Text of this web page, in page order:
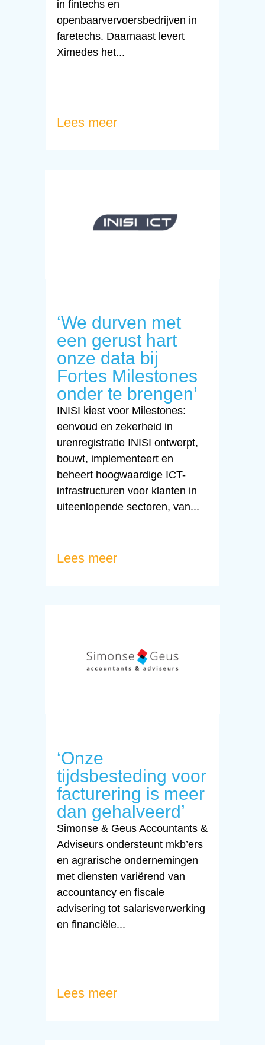
in fintechs en
openbaarvervoersbedrijven in
faretechs. Daarnaast levert
Ximedes het...
Lees meer
‘We durven met
een gerust hart
onze data bij
Fortes Milestones
onder te brengen’
INISI kiest voor Milestones:
eenvoud en zekerheid in
urenregistratie INISI ontwerpt,
bouwt, implementeert en
beheert hoogwaardige ICT-
infrastructuren voor klanten in
uiteenlopende sectoren, van...
Lees meer
‘Onze
tijdsbesteding voor
facturering is meer
dan gehalveerd’
Simonse & Geus Accountants &
Adviseurs ondersteunt mkb’ers
en agrarische ondernemingen
met diensten variërend van
accountancy en fiscale
advisering tot salarisverwerking
en financiële...
Lees meer